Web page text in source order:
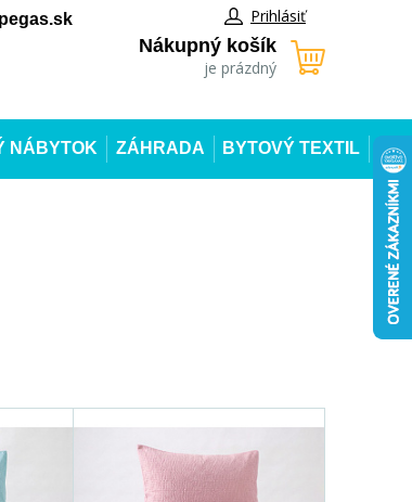
Prihlásiť
Nákupný košík
je prázdný
NÁBYTOK ZÁHRADA BYTOVÝ TEXTIL